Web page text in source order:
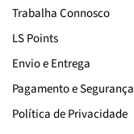
Trabalha Connosco
LS Points
Envio e Entrega
Pagamento e Segurança
Política de Privacidade